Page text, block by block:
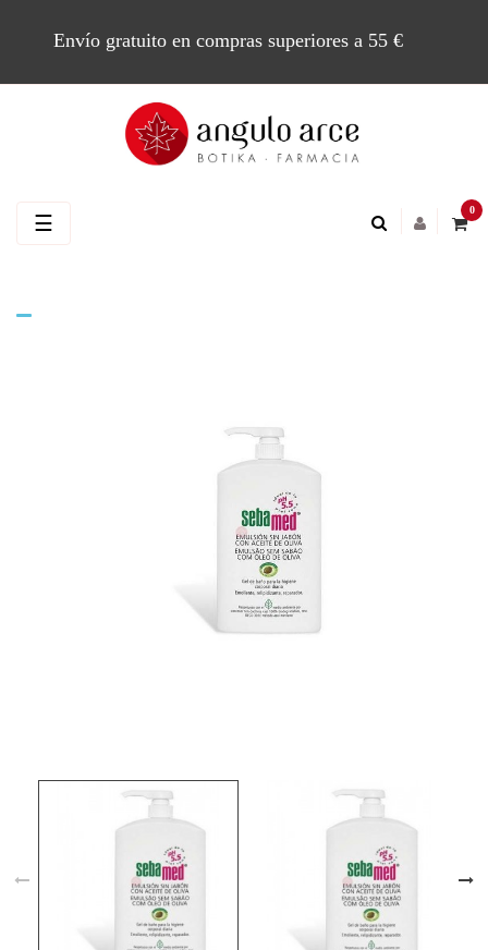
Envío gratuito en compras superiores a 55 €
0
Navegación
☰